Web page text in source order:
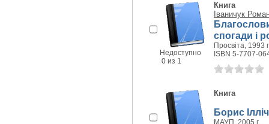
Недоступно
0 из 1
Книга
Іваничук
спогади і
Просвіта, 1993
ISBN 5-7707-
Книга
Борис
МАУП, 2005 г.